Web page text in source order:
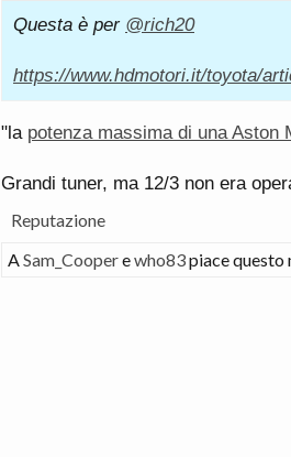
Questa è per @rich20
https://www.hdmotori.it/toyota/
"la potenza massima di una Aston
Grandi tuner, ma 12/3 non era
Reputazione
ASam_Cooperewho83piace questo